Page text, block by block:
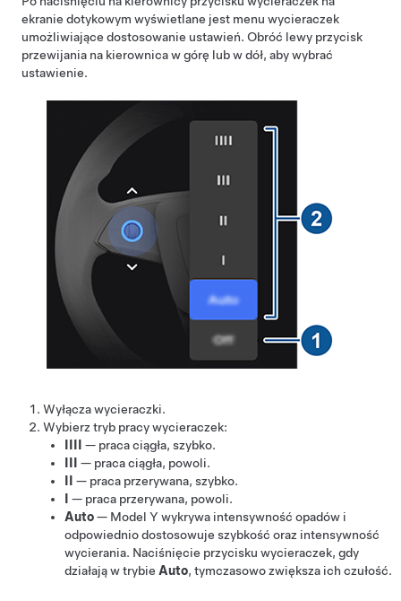
ekranie dotykowym wyświetlane jest menu wycieraczek
umożliwiające dostosowanie ustawień. Obróć lewy przycisk
przewijania na kierownicaw górę lub w dół, aby wybrać
ustawienie.
Wyłącza wycieraczki.
Wybierz tryb pracy wycieraczek:
— praca ciągła, szybko.
— praca ciągła, powoli.
— praca przerywana, szybko.
— praca przerywana, powoli.
Auto— Model Y wykrywa intensywność opadów i
odpowiednio dostosowuje szybkość oraz intensywność
wycierania. Naciśnięcie przycisku wycieraczek, gdy
działają w trybie Auto, tymczasowo zwiększa ich czułość.